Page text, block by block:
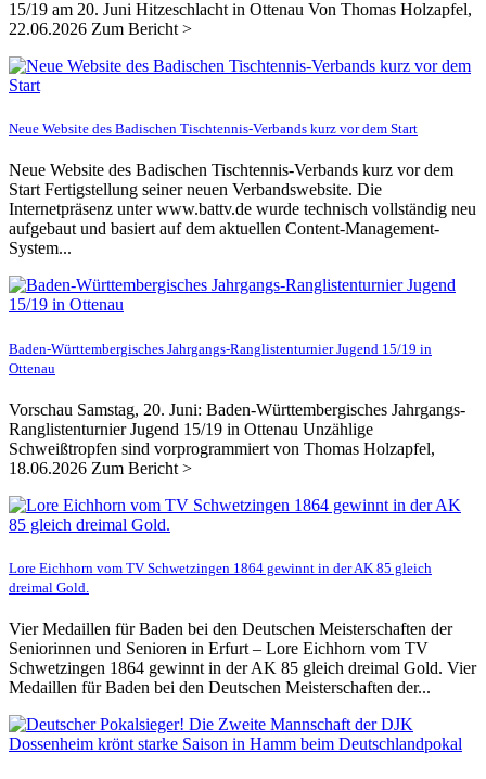
15/19 am 20. Juni Hitzeschlacht in Ottenau Von Thomas Holzapfel,
22.06.2026 Zum Bericht >
Neue Website des Badischen Tischtennis-Verbands kurz vor dem Start
Neue Website des Badischen Tischtennis-Verbands kurz vor dem
Start Fertigstellung seiner neuen Verbandswebsite. Die
Internetpräsenz unter www.battv.de wurde technisch vollständig neu
aufgebaut und basiert auf dem aktuellen Content-Management-
System...
Baden-Württembergisches Jahrgangs-Ranglistenturnier Jugend 15/19 in
Ottenau
Vorschau Samstag, 20. Juni: Baden-Württembergisches Jahrgangs-
Ranglistenturnier Jugend 15/19 in Ottenau Unzählige
Schweißtropfen sind vorprogrammiert von Thomas Holzapfel,
18.06.2026 Zum Bericht >
Lore Eichhorn vom TV Schwetzingen 1864 gewinnt in der AK 85 gleich
dreimal Gold.
Vier Medaillen für Baden bei den Deutschen Meisterschaften der
Seniorinnen und Senioren in Erfurt – Lore Eichhorn vom TV
Schwetzingen 1864 gewinnt in der AK 85 gleich dreimal Gold. Vier
Medaillen für Baden bei den Deutschen Meisterschaften der...